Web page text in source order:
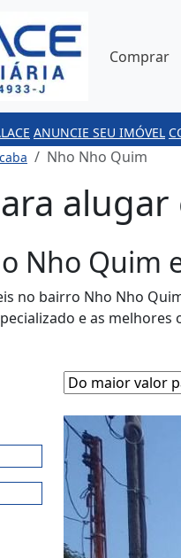
Comprar
ANUNCIE SEU IMÓVEL
Nho Nho Quim
Nho Quim
no bairro Nho Nho
e as